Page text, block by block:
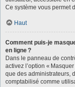
Ce système vous permet
Haut
Comment puis-je
en ligne ?
Dans le panneau de
activez l’option «
que des administrateurs,
comptabilisé comme